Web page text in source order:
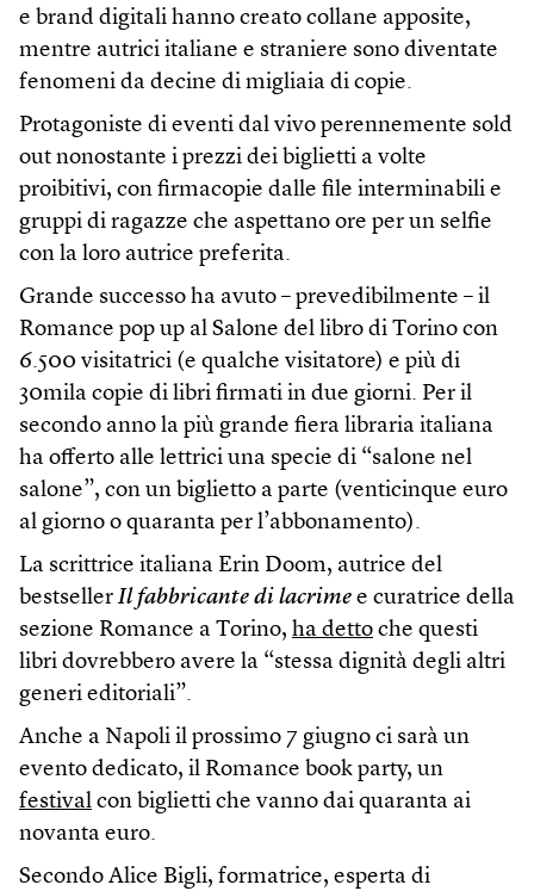
e brand digitali hanno creato collane apposite,
mentre autrici italiane e straniere sono diventate
fenomeni da decine di migliaia di copie.
Protagoniste di eventi dal vivo perennemente sold
out nonostante i prezzi dei biglietti a volte
proibitivi, con firmacopie dalle file interminabili e
gruppi di ragazze che aspettano ore per un selfie
con la loro autrice preferita.
Grande successo ha avuto – prevedibilmente – il
Romance pop up al Salone del libro di Torino con
6.500 visitatrici (e qualche visitatore) e più di
30mila copie di libri firmati in due giorni. Per il
secondo anno la più grande fiera libraria italiana
ha offerto alle lettrici una specie di “salone nel
salone”, con un biglietto a parte (venticinque euro
al giorno o quaranta per l’abbonamento).
La scrittrice italiana Erin Doom, autrice del
bestseller Il fabbricante di lacrime e curatrice della
sezione Romance a Torino, ha detto che questi
libri dovrebbero avere la “stessa dignità degli altri
generi editoriali”.
Anche a Napoli il prossimo 7 giugno ci sarà un
evento dedicato, il Romance book party, un
festival con biglietti che vanno dai quaranta ai
novanta euro.
Secondo Alice Bigli, formatrice, esperta di